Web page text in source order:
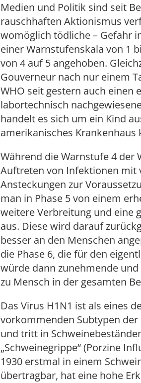
Medien und Politik sind seit
rauschhaften Aktionismus
womöglich tödliche – Gefahr
einer Warnstufenskala von 1
von 4 auf 5 angehoben.
Gouverneur nach nur einem
WHO seit gestern auch einen
labortechnisch
handelt es sich um ein Kind
amerikanisches Krankenhaus
Während die Warnstufe 4 der
Auftreten von Infektionen mit
Ansteckungen zur
man in Phase 5 von einem
weitere Verbreitung und eine
aus. Diese wird darauf
besser an den Menschen
die Phase 6, die für den
würde dann zunehmende
zu Mensch in der gesamten
Das Virus H1N1 ist als eines
vorkommenden Subtypen
und tritt in
„Schweinegrippe“ (Porzine
1930 erstmal in einem
übertragbar, hat eine hohe